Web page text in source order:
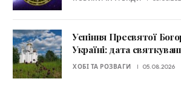
Успіння Пресвятої
Україні: дата
заборони
ХОБІ ТА РОЗВАГИ 05.08.2026